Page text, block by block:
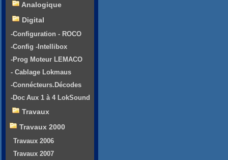
Analogique
Digital
-Configuration - ROCO
-Config -Intellibox
-Prog Moteur LEMACO
- Cablage Lokmaus
-Connécteurs.Décodes
-Doc Aux 1 à 4 LokSound
Travaux
Travaux 2000
Travaux 2006
Travaux 2007